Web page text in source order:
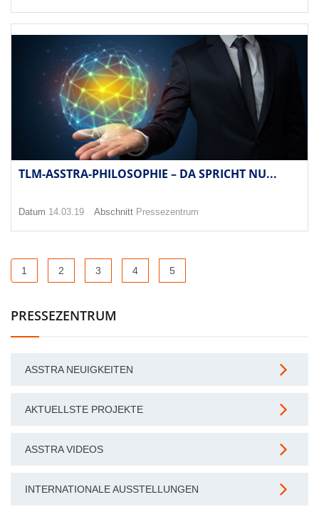
TLM-ASSTRA-PHILOSOPHIE – DA SPRICHT NU...
Datum 14.03.19 Abschnitt Pressezentrum
1 2 3 4 5
PRESSEZENTRUM
ASSTRA NEUIGKEITEN
AKTUELLSTE PROJEKTE
ASSTRA VIDEOS
INTERNATIONALE AUSSTELLUNGEN